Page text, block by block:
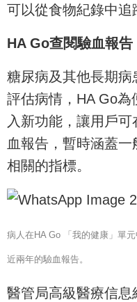
可以從食物紀錄中追
HA Go查閱驗血報告
糖尿病及其他長期
評估病情，HA Go為
入新功能，讓用戶
血報告，暫時涵蓋
相關的指標。
病人在HA Go 「我的健康」單
近兩年的驗血報告。
醫管局高級醫療信